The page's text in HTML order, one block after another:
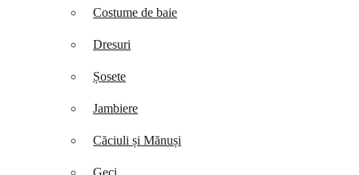
Costume de baie
Dresuri
Șosete
Jambiere
Căciuli și Mănuși